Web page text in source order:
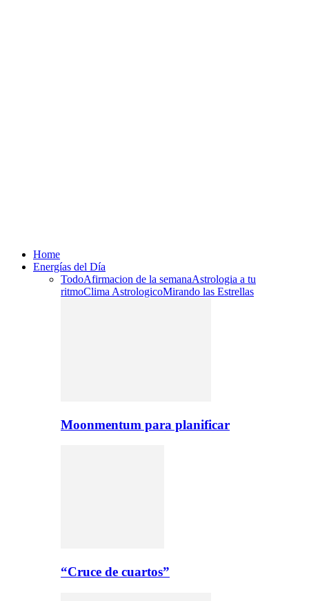
Home
Energías del Día
TodoAfirmacion de la semanaAstrologia a tu
ritmoClima AstrologicoMirando las Estrellas
Moonmentum para planificar
“Cruce de cuartos”